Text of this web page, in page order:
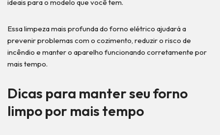
ideais para o modelo que você tem.
Essa limpeza mais profunda do forno elétrico ajudará a
prevenir problemas com o cozimento, reduzir o risco de
incêndio e manter o aparelho funcionando corretamente por
mais tempo.
Dicas para manter seu forno
limpo por mais tempo